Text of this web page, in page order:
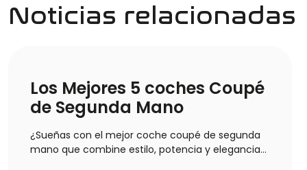
Noticias relacionadas
Los Mejores 5 coches Coupé
de Segunda Mano
¿Sueñas con el mejor coche coupé de segunda
mano que combine estilo, potencia y elegancia?